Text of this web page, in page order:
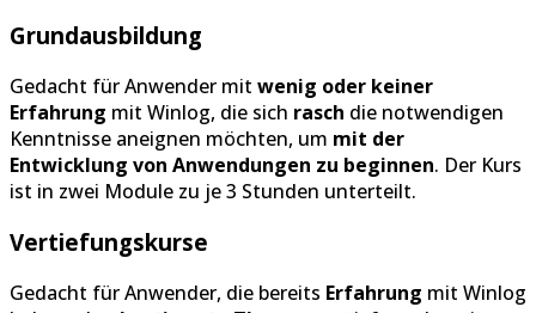
Grundausbildung
Gedacht für Anwender mit wenig oder keiner
Erfahrung mit Winlog, die sich rasch die notwendigen
Kenntnisse aneignen möchten, um mit der
Entwicklung von Anwendungen zu beginnen. Der Kurs
ist in zwei Module zu je 3 Stunden unterteilt.
Vertiefungskurse
Gedacht für Anwender, die bereits Erfahrung mit Winlog